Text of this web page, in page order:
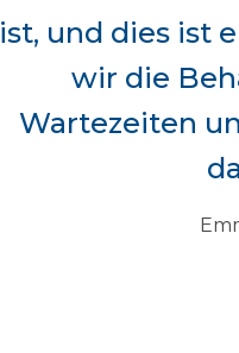
ist, und dies ist
wir die
Wartezeiten